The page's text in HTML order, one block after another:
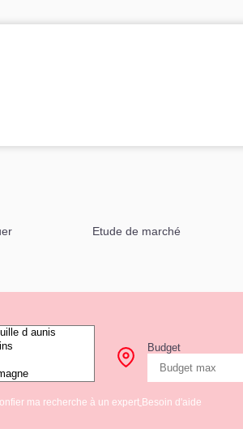
Etude de marché
Budget
ma recherche à un expert Besoin d'aide